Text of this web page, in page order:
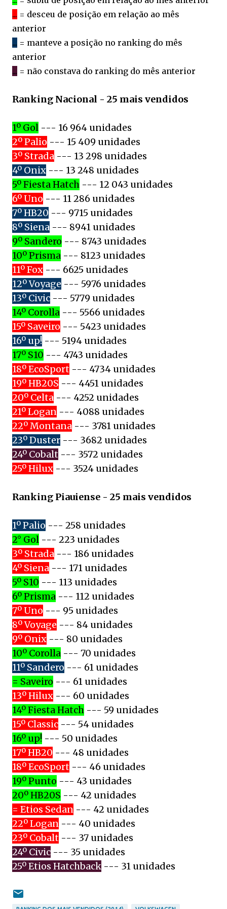
... = desceu de posição em relação ao mês
anterior
... = manteve a posição no ranking do mês
anterior
... = não constava do ranking do mês anterior
Ranking Nacional - 25 mais vendidos
1º Gol --- 16 964 unidades
2º Palio --- 15 409 unidades
3º Strada --- 13 298 unidades
4º Onix --- 13 248 unidades
5º Fiesta Hatch --- 12 043 unidades
6º Uno --- 11 286 unidades
7º HB20 --- 9715 unidades
8º Siena --- 8941 unidades
9º Sandero --- 8743 unidades
10º Prisma --- 8123 unidades
11º Fox --- 6625 unidades
12º Voyage --- 5976 unidades
13º Civic --- 5779 unidades
14º Corolla --- 5566 unidades
15º Saveiro --- 5423 unidades
16º up! --- 5194 unidades
17º S10 --- 4743 unidades
18º EcoSport --- 4734 unidades
19º HB20S --- 4451 unidades
20º Celta --- 4252 unidades
21º Logan --- 4088 unidades
22º Montana --- 3781 unidades
23º Duster --- 3682 unidades
24º Cobalt --- 3572 unidades
25º Hilux --- 3524 unidades
Ranking Piauiense - 25 mais vendidos
1º Palio --- 258 unidades
2° Gol --- 223 unidades
3º Strada --- 186 unidades
4º Siena --- 171 unidades
5º S10 --- 113 unidades
6º Prisma --- 112 unidades
7º Uno --- 95 unidades
8º Voyage --- 84 unidades
9º Onix --- 80 unidades
10º Corolla --- 70 unidades
11º Sandero --- 61 unidades
= Saveiro --- 61 unidades
13º Hilux --- 60 unidades
14º Fiesta Hatch --- 59 unidades
15º Classic --- 54 unidades
16º up! --- 50 unidades
17º HB20 --- 48 unidades
18º EcoSport --- 46 unidades
19º Punto --- 43 unidades
20º HB20S --- 42 unidades
= Etios Sedan --- 42 unidades
22º Logan --- 40 unidades
23º Cobalt --- 37 unidades
24º Civic --- 35 unidades
25º Etios Hatchback --- 31 unidades